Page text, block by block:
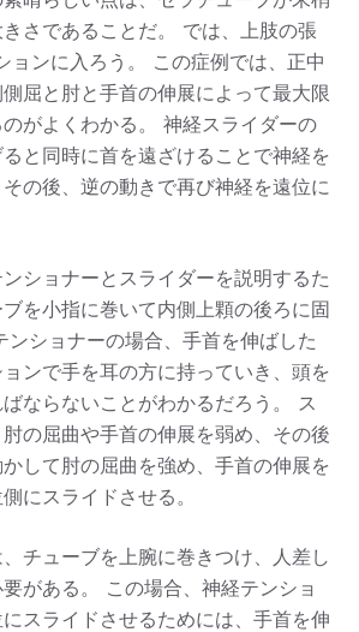
さであることだ。 では、上肢の張
ョンに入ろう。 この症例では、正中
屈と肘と手首の伸展によって最大限
がよくわかる。 神経スライダーの
と同時に首を遠ざけることで神経を
の後、逆の動きで再び神経を遠位に
ショナーとスライダーを説明するた
を小指に巻いて内側上顆の後ろに固
ンショナーの場合、手首を伸ばした
ンで手を耳の方に持っていき、頭を
ならないことがわかるだろう。 ス
の屈曲や手首の伸展を弱め、その後
して肘の屈曲を強め、手首の伸展を
にスライドさせる。
チューブを上腕に巻きつけ、人差し
がある。 この場合、神経テンショ
スライドさせるためには、手首を伸